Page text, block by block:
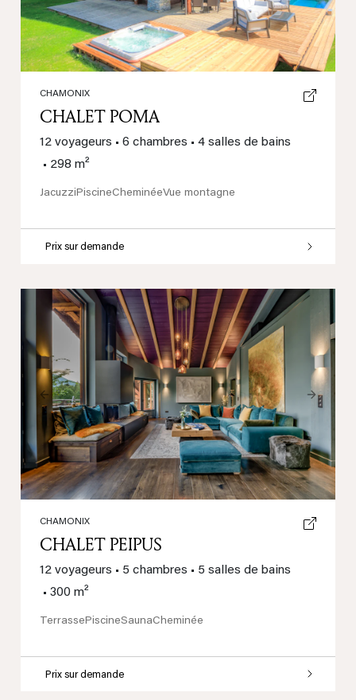
CHAMONIX
CHALET POMA
12 voyageurs • 6 chambres • 4 salles de bains
• 298 m²
JacuzziPiscineCheminéeVue montagne
Prix sur demande
Previous Next
CHAMONIX
CHALET PEIPUS
12 voyageurs • 5 chambres • 5 salles de bains
• 300 m²
TerrassePiscineSaunaCheminée
Prix sur demande